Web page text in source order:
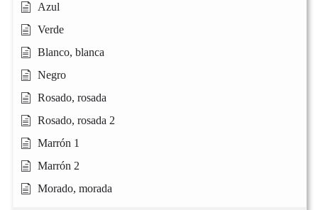
Azul
Verde
Blanco, blanca
Negro
Rosado, rosada
Rosado, rosada 2
Marrón 1
Marrón 2
Morado, morada